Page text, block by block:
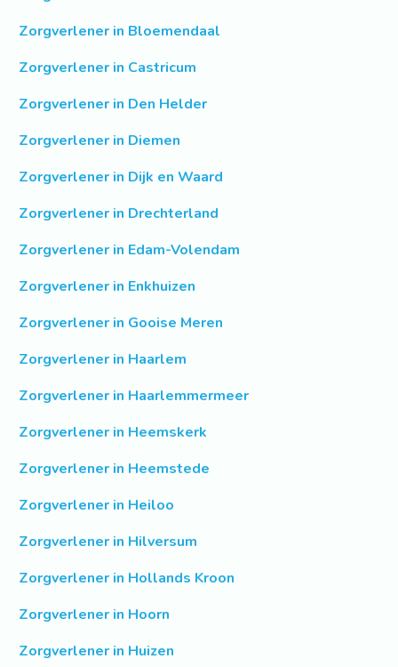
Zorgverlener in Bloemendaal
Zorgverlener in Castricum
Zorgverlener in Den Helder
Zorgverlener in Diemen
Zorgverlener in Dijk en Waard
Zorgverlener in Drechterland
Zorgverlener in Edam-Volendam
Zorgverlener in Enkhuizen
Zorgverlener in Gooise Meren
Zorgverlener in Haarlem
Zorgverlener in Haarlemmermeer
Zorgverlener in Heemskerk
Zorgverlener in Heemstede
Zorgverlener in Heiloo
Zorgverlener in Hilversum
Zorgverlener in Hollands Kroon
Zorgverlener in Hoorn
Zorgverlener in Huizen